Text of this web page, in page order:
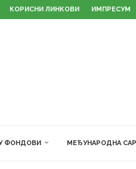
КОРИСНИ ЛИНКОВИ ИМПРЕСУМ
ФОНДОВИ МЕЂУНАРОДНА